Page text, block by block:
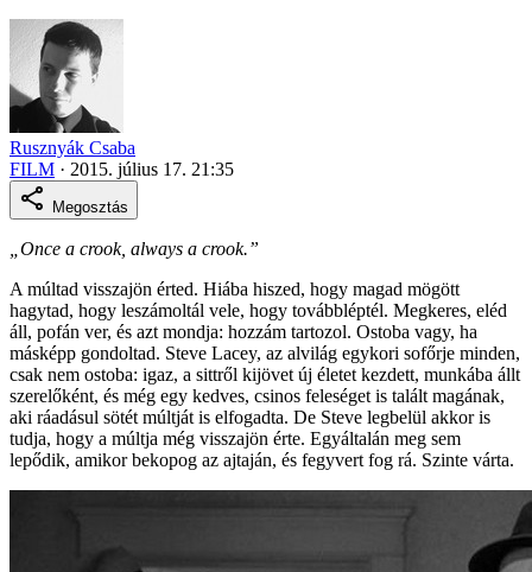
Rusznyák Csaba
FILM · 2015. július 17. 21:35
Megosztás
„Once a crook, always a crook.”
A múltad visszajön érted. Hiába hiszed, hogy magad mögött
hagytad, hogy leszámoltál vele, hogy továbbléptél. Megkeres, eléd
áll, pofán ver, és azt mondja: hozzám tartozol. Ostoba vagy, ha
másképp gondoltad. Steve Lacey, az alvilág egykori sofőrje minden,
csak nem ostoba: igaz, a sittről kijövet új életet kezdett, munkába állt
szerelőként, és még egy kedves, csinos feleséget is talált magának,
aki ráadásul sötét múltját is elfogadta. De Steve legbelül akkor is
tudja, hogy a múltja még visszajön érte. Egyáltalán meg sem
lepődik, amikor bekopog az ajtaján, és fegyvert fog rá. Szinte várta.